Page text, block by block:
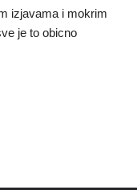
izjavama i mokrim
je to obicno